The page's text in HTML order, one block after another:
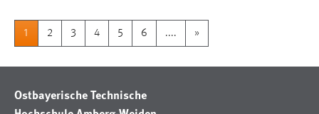
1 2 3 4 5 6 .... »
Ostbayerische Technische